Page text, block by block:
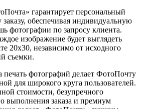
гарантирует персональный
обеспечивая индивидуальную
фотографии по запросу клиента.
изображение будет выглядеть
20х30, независимо от исходного
съемки.
печать фотографий делает ФотоПочту
для широкого круга пользователей.
стоимости, безупречного
выполнения заказа и премиум